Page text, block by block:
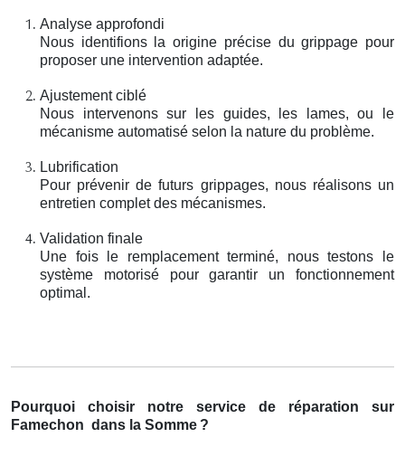
Analyse approfondi
Nous identifions la origine précise du grippage pour
proposer une intervention adaptée.
Ajustement ciblé
Nous intervenons sur les guides, les lames, ou le
mécanisme automatisé selon la nature du problème.
Lubrification
Pour prévenir de futurs grippages, nous réalisons un
entretien complet des mécanismes.
Validation finale
Une fois le remplacement terminé, nous testons le
système motorisé pour garantir un fonctionnement
optimal.
Pourquoi choisir notre service de réparation sur
Famechon dans la Somme ?